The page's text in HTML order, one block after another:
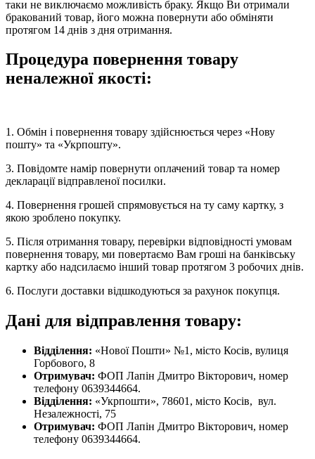
таки не виключаємо можливість браку. Якщо Ви отримали
бракований товар, його можна повернути або обміняти
протягом 14 днів з дня отримання.
Процедура повернення товару
неналежної якості:
1. Обмін і повернення товару здійснюється через «Нову
пошту» та «Укрпошту».
3. Повідомте намір повернути оплачений товар та номер
декларації відправленої посилки.
4. Повернення грошей спрямовується на ту саму картку, з
якою зроблено покупку.
5. Після отримання товару, перевірки відповідності умовам
повернення товару, ми повертаємо Вам гроші на банківську
картку або надсилаємо інший товар протягом 3 робочих днів.
6. Послуги доставки відшкодуються за рахунок покупця.
Дані для відправлення товару:
Відділення: «Нової Пошти» №1, місто Косів, вулиця
Горбового, 8
Отримувач: ФОП Лапін Дмитро Вікторович, номер
телефону 0639344664.
Відділення: «Укрпошти», 78601, місто Косів, вул.
Незалежності, 75
Отримувач: ФОП Лапін Дмитро Вікторович, номер
телефону 0639344664.